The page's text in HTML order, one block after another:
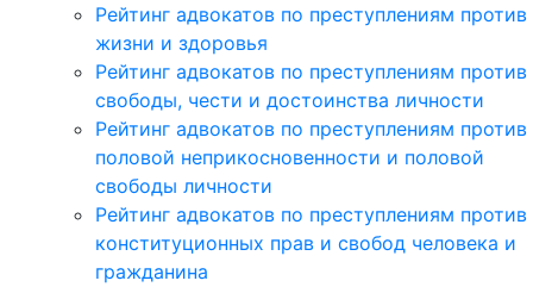
Рейтинг адвокатов по преступлениям против
жизни и здоровья
Рейтинг адвокатов по преступлениям против
свободы, чести и достоинства личности
Рейтинг адвокатов по преступлениям против
половой неприкосновенности и половой
свободы личности
Рейтинг адвокатов по преступлениям против
конституционных прав и свобод человека и
гражданина